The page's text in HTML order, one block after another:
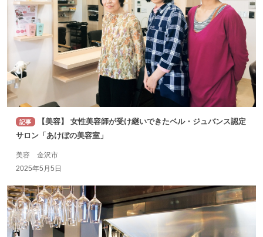
記事
【美容】 女性美容師が受け継いできたベル・ジュバンス認定
サロン「あけぼの美容室」
美容 金沢市
2025年5月5日